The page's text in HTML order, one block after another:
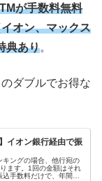
が手数料無料
オン、マックス
典あり。
ダブルでお得な
イオン銀行経由で振
キングの場合、他行宛の
ます。1回の金額はそれ
手数料だけで、年間